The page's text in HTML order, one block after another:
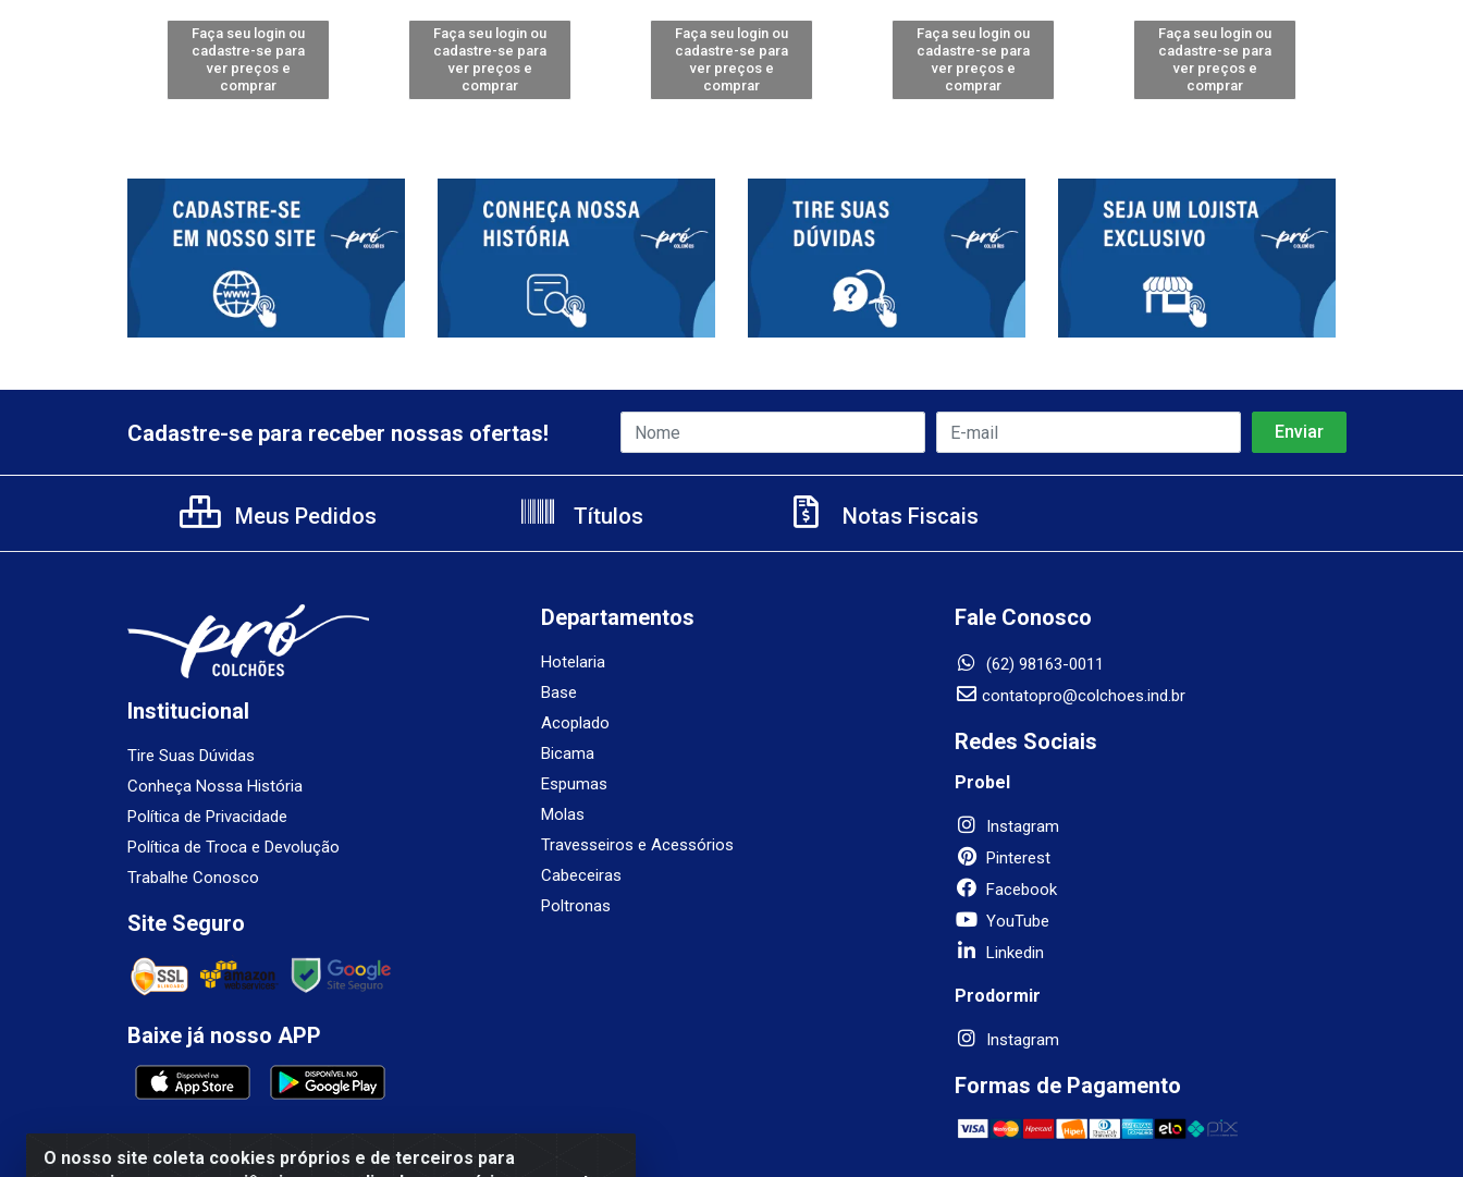
Faça seu login ou
cadastre-se para
ver preços e
comprar
Faça seu login ou
cadastre-se para
ver preços e
comprar
Faça seu login ou
cadastre-se para
ver preços e
comprar
Faça seu login ou
cadastre-se para
ver preços e
comprar
Faça seu login ou
cadastre-se para
ver preços e
comprar
O nosso site coleta cookies próprios e de terceiros para
Cadastre-se para receber nossas ofertas!
Meus Pedidos Títulos Notas Fiscais
Institucional
Tire Suas Dúvidas
Conheça Nossa História
Política de Privacidade
Política de Troca e Devolução
Trabalhe Conosco
Site Seguro
Baixe já nosso APP
Departamentos
Hotelaria
Base
Acoplado
Bicama
Espumas
Molas
Travesseiros e Acessórios
Cabeceiras
Poltronas
Fale Conosco
(62) 98163-0011
contatopro@colchoes.ind.br
Redes Sociais
Probel
Instagram
Pinterest
Facebook
YouTube
Linkedin
Prodormir
Instagram
Formas de Pagamento